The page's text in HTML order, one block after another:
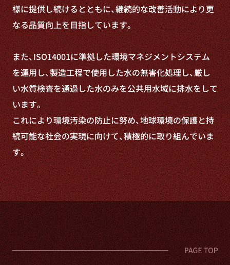
様に提供し続けるとともに、継続的な改善活動により更
なる品質向上を目指しています。
また、ISO14001に準拠した環境マネジメントシステム
を運用し、製造工程で使用した水の無害化処理し、厳し
い水質検査を通過した水のみを公共用水域に排水をして
います。
これにより環境汚染の防止に努め、地球環境の保護と持
続可能な社会の実現に向けて、積極的に取り組んでいま
す。